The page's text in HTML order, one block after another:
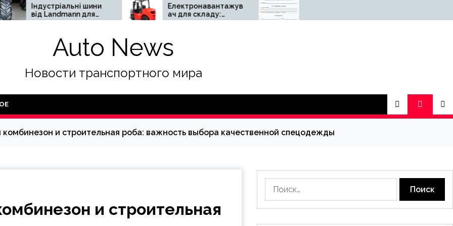
шини
Landmann для
та
Електронавантажув
ач для складу:
переваги та
Причины заказать
апостиль у
специалистов
обладнання
Auto News
Новости транспортного мира
и строительная роба: важность выбора качественной спецодежды
и строительная